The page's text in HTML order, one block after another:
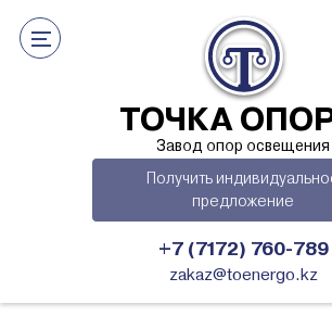
ТОЧКА
Завод опор освещения
Получить
предложение
+7 (7172) 760-789
zakaz@toenergo.kz